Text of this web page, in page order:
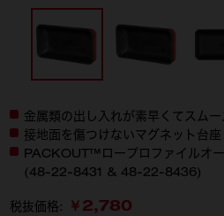
金属類の出し入れが素早くてスム
接地面を傷つけないマグネット台座
PACKOUT™ロープロファイルオ
(48-22-8431 & 48-22-8436)
税抜価格: ￥2,780